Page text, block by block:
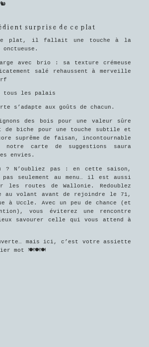
🐿️
surprise de ce plat
ce plat, il fallait une touche à la
avec brio : sa texture crémeuse
salé rehaussent à merveille
tous les palais
s’adapte aux goûts de chacun.
des bois pour une valeur sûre
biche pour une touche subtile et
suprême de faisan, incontournable
notre carte de suggestions saura
envies.
? N’oubliez pas : en cette saison,
seulement au menu… il est aussi
les routes de Wallonie. Redoublez
au volant avant de rejoindre le 71,
à Uccle. Avec un peu de chance (et
vous éviterez une rencontre
savourer celle qui vous attend à
mais ici, c’est votre assiette
mot 🍽️🍽️🍽️